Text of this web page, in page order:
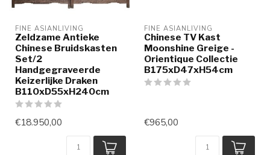
FINE ASIANLIVING
Zeldzame Antieke
Chinese Bruidskasten
Set/2
Handgegraveerde
Keizerlijke Draken
B110xD55xH240cm
€18.950,00
FINE ASIANLIVING
Chinese TV Kast
Moonshine Greige -
Orientique Collectie
B175xD47xH54cm
€965,00